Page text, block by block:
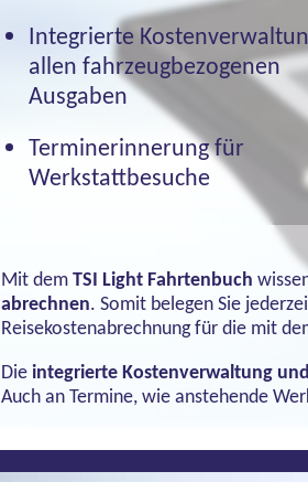
Integrierte
allen fahrzeugbezogenen
Ausgaben
Terminerinnerung für
Werkstattbesuche
Mit demTSI Light Fahrtenbuch
abrechnen. Somit belegen Sie
Reisekostenabrechnung für die mit
Dieintegrierte Kostenverwaltung
Auch an Termine, wie anstehende